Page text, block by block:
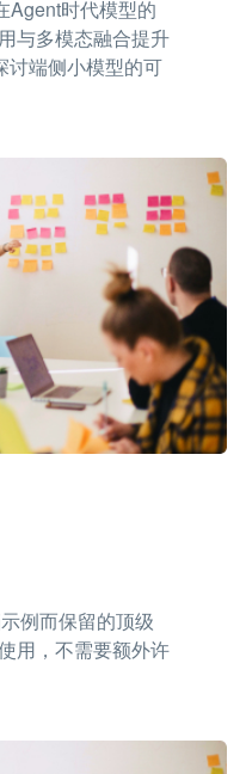
Agent时代模型的
与多模态融合提升
讨端侧小模型的可
例而保留的顶级
用，不需要额外许